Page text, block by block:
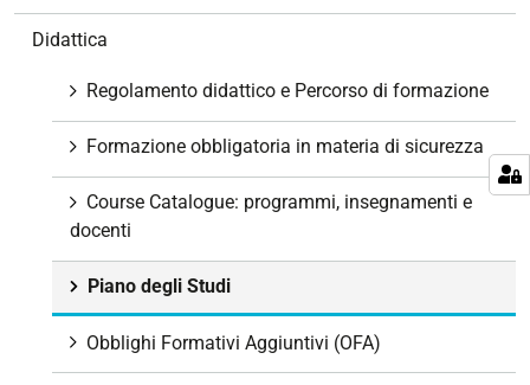
Didattica
Regolamento didattico e Percorso di formazione
Formazione obbligatoria in materia di sicurezza
Course Catalogue: programmi, insegnamenti e
docenti
Piano degli Studi
Obblighi Formativi Aggiuntivi (OFA)